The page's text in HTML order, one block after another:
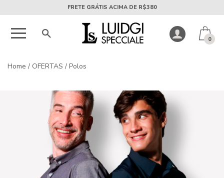
FRETE GRÁTIS ACIMA DE R$380
0
Home / OFERTAS / Polos